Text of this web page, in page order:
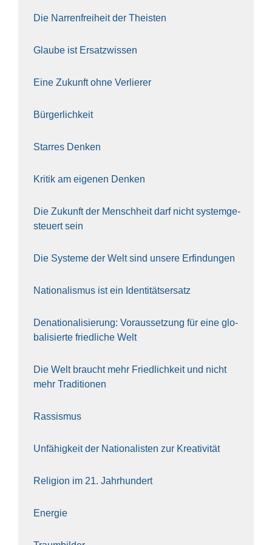
Die Nar­ren­frei­heit der The­is­ten
Glau­be ist Ersatz­wis­sen
Eine Zukunft ohne Ver­lie­rer
Bür­ger­lich­keit
Star­res Den­ken
Kri­tik am eige­nen Den­ken
Die Zukunft der Mensch­heit darf nicht sys­tem­ge­
steu­ert sein
Die Sys­te­me der Welt sind unse­re Erfin­dun­gen
Natio­na­lis­mus ist ein Iden­ti­täts­er­satz
Dena­tio­na­li­sie­rung: Vor­aus­set­zung für eine glo­
ba­li­sier­te fried­li­che Welt
Die Welt braucht mehr Fried­lich­keit und nicht
mehr Tra­di­tio­nen
Ras­sis­mus
Unfä­hig­keit der Natio­na­lis­ten zur Krea­ti­vi­tät
Reli­gi­on im 21. Jahr­hun­dert
Ener­gie